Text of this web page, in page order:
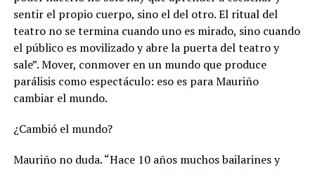
sentir el propio cuerpo, sino el del otro. El ritual del
teatro no se termina cuando uno es mirado, sino cuando
el público es movilizado y abre la puerta del teatro y
sale”. Mover, conmover en un mundo que produce
parálisis como espectáculo: eso es para Mauriño
cambiar el mundo.
¿Cambió el mundo?
Mauriño no duda. “Hace 10 años muchos bailarines y